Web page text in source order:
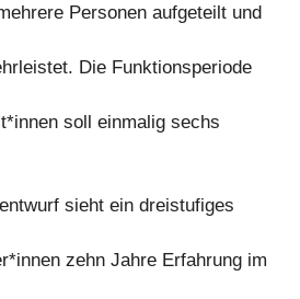
Personen aufgeteilt und
Die Funktionsperiode
soll einmalig sechs
sieht ein dreistufiges
zehn Jahre Erfahrung im